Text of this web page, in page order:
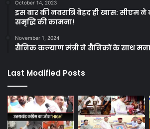
October 14, 2023
इस बार की नवरात्रि बेहद ही खास: सीएम
समृद्धि की कामना!
November 1, 2024
सैनिक कल्याण मंत्री ने सैनिकों के साथ
Last Modified Posts